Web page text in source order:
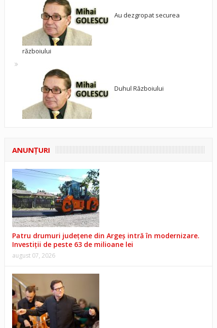
Au dezgropat securea
războiului
Duhul Războiului
ANUNŢURI
Patru drumuri județene din Argeș intră în modernizare.
Investiții de peste 63 de milioane lei
august 07, 2026